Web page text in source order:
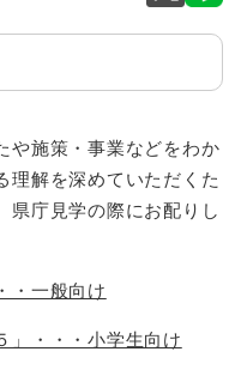
や施策・事業などをわか
理解を深めていただくた
県庁見学の際にお配りし
・一般向け
」・・・小学生向け